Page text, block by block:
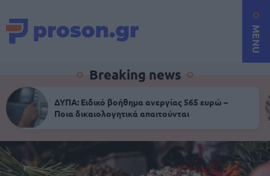
MENU
Breaking news
ΔΥΠΑ: Ειδικό βοήθημα ανεργίας 565 ευρώ –
Ποια δικαιολογητικά απαιτούνται